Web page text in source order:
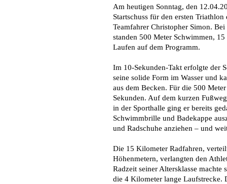
Am heutigen Sonntag, den
Startschuss für den ersten
Teamfahrer Christopher Simon.
standen 500 Meter Schwimmen,
Laufen auf dem Programm.
Im 10-Sekunden-Takt erfolgte der
seine solide Form im Wasser und
aus dem Becken. Für die 500
Sekunden. Auf dem kurzen
in der Sporthalle ging er bereits
Schwimmbrille und Badekappe
und Radschuhe anziehen – und
Die 15 Kilometer Radfahren,
Höhenmetern, verlangten den
Radzeit seiner Altersklasse
die 4 Kilometer lange Laufstrecke.